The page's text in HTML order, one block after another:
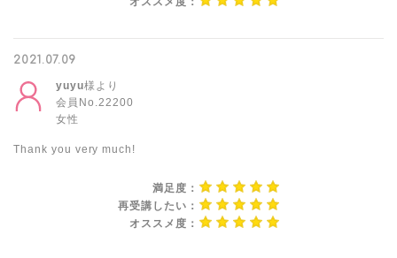
2021.07.09
yuyu様より
会員No.22200
女性
Thank you very much!
満足度：
再受講したい：
オススメ度：